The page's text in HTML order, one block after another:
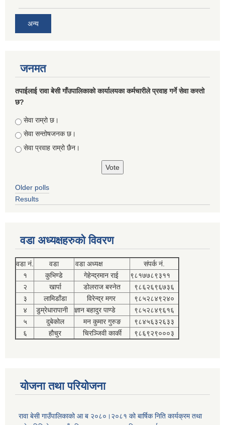
अन्य
जनमत
तपाईलाई रावा बेसी गाँउपालिकाको कार्यालयका कर्मचारीले प्रवाह गर्ने सेवा कस्तो
छ?
Choices
सेवा राम्रो छ।
सेवा सन्तोषजनक छ।
सेवा प्रवाह राम्रो छैन।
Older polls
Results
वडा अध्यक्षहरुको विवरण
वडा नं. वडा वडा अध्यक्ष
संपर्क नं.
१
कुभिण्डे गेहेन्द्रमान राई
९८१७७८९३११
२
खार्पा डोलराज बस्नेत
९८६२६९६७३६
३
लामिडाँडा विरेन्द्र मगर
९८५२८४९२४०
४
डुम्रेधारापानी ज्ञान बहादुर पाण्डे
९८५२८४९६१६
५
दुबेकोल मन कुमार गुरुङ
९८४५६३२६३३
६
हौचुर चिरञ्जिवी कार्की ९८६९२९०००३
योजना तथा परियोजना
रावा बेसी गाउँपालिकाको आ ब २०८०।२०८१ को बार्षिक निति कार्यक्रम तथा